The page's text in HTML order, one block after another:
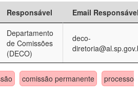
Responsável
Email
Departamento
de Comissões
(DECO)
deco-
comissão permanente
processo